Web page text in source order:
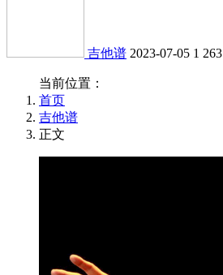
吉他谱 2023-07-05 1 263
当前位置：
首页
吉他谱
正文